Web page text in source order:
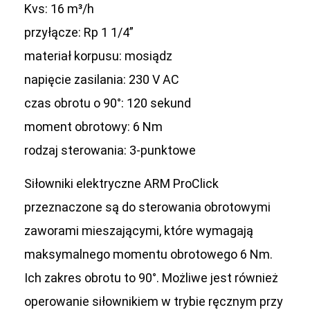
Kvs: 16 m³/h
przyłącze: Rp 1 1/4”
materiał korpusu: mosiądz
napięcie zasilania: 230 V AC
czas obrotu o 90°: 120 sekund
moment obrotowy: 6 Nm
rodzaj sterowania: 3-punktowe
Siłowniki elektryczne ARM ProClick
przeznaczone są do sterowania obrotowymi
zaworami mieszającymi, które wymagają
maksymalnego momentu obrotowego 6 Nm.
Ich zakres obrotu to 90°. Możliwe jest również
operowanie siłownikiem w trybie ręcznym przy